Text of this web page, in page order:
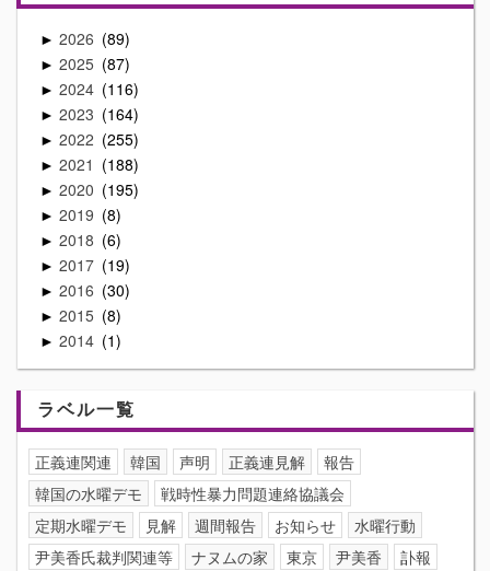
► 2026 89
► 2025 87
► 2024 116
► 2023 164
► 2022 255
► 2021 188
► 2020 195
► 2019 8
► 2018 6
► 2017 19
► 2016 30
► 2015 8
► 2014 1
ラベル一覧
正義連関連 韓国 声明 正義連見解
報告
韓国の水曜デモ
戦時性暴力問題連絡協議会
定期水曜デモ
見解 週間報告 お知らせ
水曜行動
尹美香氏裁判関連等
ナヌムの家 東京 尹美香
訃報